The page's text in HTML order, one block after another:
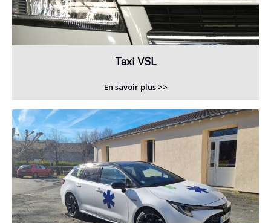
Taxi VSL
En savoir plus >>